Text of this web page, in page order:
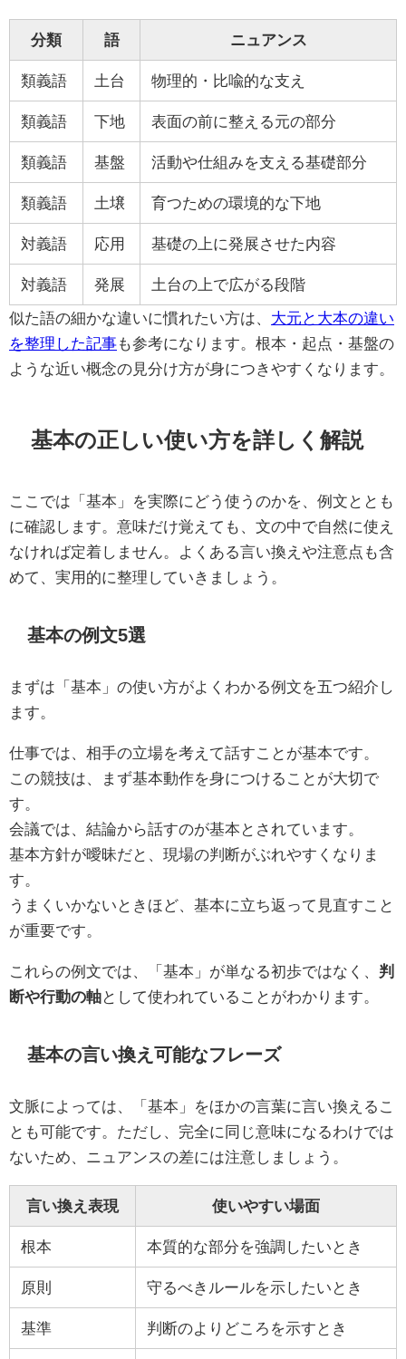
分類 語 ニュアンス
類義語 土台 物理的・比喩的な支え
類義語 下地 表面の前に整える元の部分
類義語 基盤 活動や仕組みを支える基礎部分
類義語 土壌 育つための環境的な下地
対義語 応用 基礎の上に発展させた内容
対義語 発展 土台の上で広がる段階
似た語の細かな違いに慣れたい方は、 大元と大本の違い
を整理した記事も参考になります。根本・起点・基盤の
ような近い概念の見分け方が身につきやすくなります。
基本の正しい使い方を詳しく解説
ここでは「基本」を実際にどう使うのかを、例文ととも
に確認します。意味だけ覚えても、文の中で自然に使え
なければ定着しません。よくある言い換えや注意点も含
めて、実用的に整理していきましょう。
基本の例文5選
まずは「基本」の使い方がよくわかる例文を五つ紹介し
ます。
仕事では、相手の立場を考えて話すことが基本です。
この競技は、まず基本動作を身につけることが大切で
す。
会議では、結論から話すのが基本とされています。
基本方針が曖昧だと、現場の判断がぶれやすくなりま
す。
うまくいかないときほど、基本に立ち返って見直すこと
が重要です。
これらの例文では、「基本」が単なる初歩ではなく、 判
断や行動の軸として使われていることがわかります。
基本の言い換え可能なフレーズ
文脈によっては、「基本」をほかの言葉に言い換えるこ
とも可能です。ただし、完全に同じ意味になるわけでは
ないため、ニュアンスの差には注意しましょう。
言い換え表現 使いやすい場面
根本 本質的な部分を強調したいとき
原則 守るべきルールを示したいとき
基準 判断のよりどころを示すとき